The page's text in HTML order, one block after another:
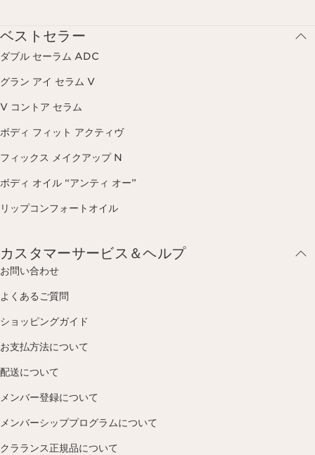
ベストセラー
ダブル セーラム ADC
グラン アイ セラム V
V コントア セラム
ボディ フィット アクティヴ
フィックス メイクアップ N
ボディ オイル “アンティ オー”
リップコンフォートオイル
カスタマーサービス＆ヘルプ
お問い合わせ
よくあるご質問
ショッピングガイド
お支払方法について
配送について
メンバー登録について
メンバーシッププログラムについて
クラランス正規品について